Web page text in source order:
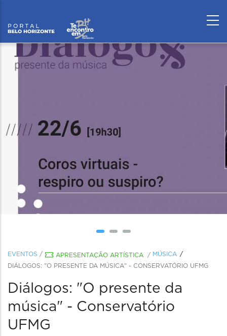
EVENTOS / APRESENTAÇÃO ARTÍSTICA / MÚSICA
DIÁLOGOS: "O PRESENTE DA MÚSICA" - CONSERVATÓRIO UFMG
Diálogos: "O presente da
música" - Conservatório
UFMG